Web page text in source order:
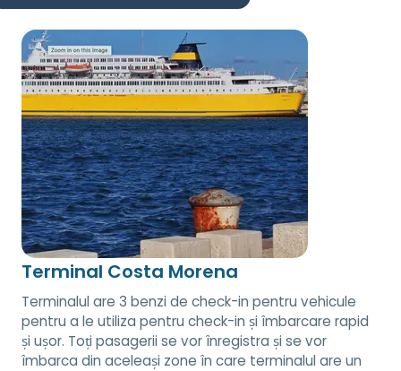
Terminal Costa Morena
Terminalul are 3 benzi de check-in pentru vehicule
pentru a le utiliza pentru check-in și îmbarcare rapid
și ușor. Toți pasagerii se vor înregistra și se vor
îmbarca din aceleași zone în care terminalul are un